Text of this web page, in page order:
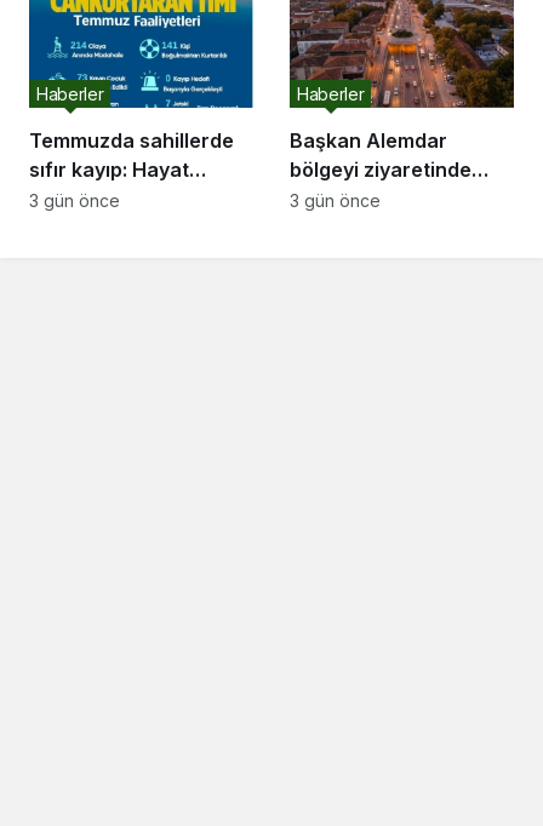
Temmuzda sahillerde
sıfır kayıp: Hayat
Nöbetçileri 141 can
Haberler
3 gün önce
Başkan Alemdar
bölgeyi ziyaretinde
müjdeyi paylaştı: “TEK
Haberler
3 gün önce